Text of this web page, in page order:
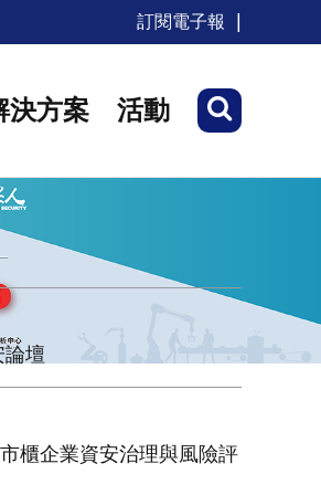
訂閱電子報
決方案 活動
論壇
櫃企業資安治理與風險評